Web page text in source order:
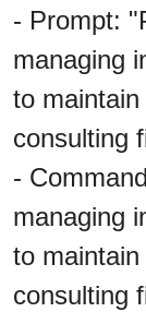
- Prompt:
managing
to
consulting
-
managing
to
consulting